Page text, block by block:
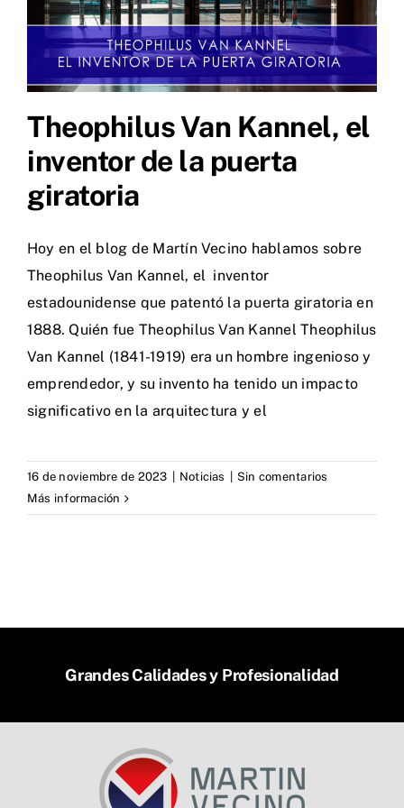
Theophilus Van Kannel, el
inventor de la puerta
giratoria
Hoy en el blog de Martín Vecino hablamos sobre
Theophilus Van Kannel, el inventor
estadounidense que patentó la puerta giratoria en
1888. Quién fue Theophilus Van Kannel Theophilus
Van Kannel (1841-1919) era un hombre ingenioso y
emprendedor, y su invento ha tenido un impacto
significativo en la arquitectura y el
16 de noviembre de 2023 Noticias
Sin comentarios
Más información
Grandes Calidades y Profesionalidad